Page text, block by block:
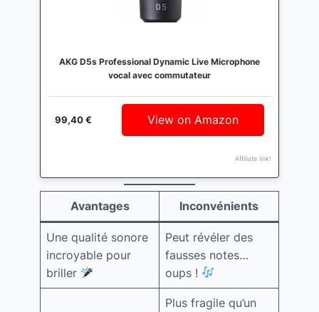
AKG D5s Professional Dynamic Live Microphone
vocal avec commutateur
99,40 € View on Amazon
Affiliate link!
Avantages Inconvénients
Une qualité sonore
incroyable pour
briller
Peut révéler des
fausses notes…
oups !
Plus fragile qu’un